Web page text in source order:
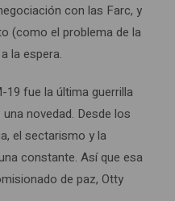
con las Farc, y
(como el problema de la
la espera.
19 fue la última guerrilla
novedad. Desde los
el sectarismo y la
constante. Así que esa
de paz, Otty